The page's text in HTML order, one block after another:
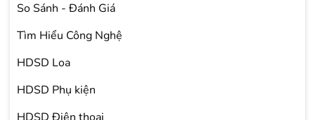
So Sánh - Đánh Giá
Tìm Hiểu Công Nghệ
HDSD Loa
HDSD Phụ kiện